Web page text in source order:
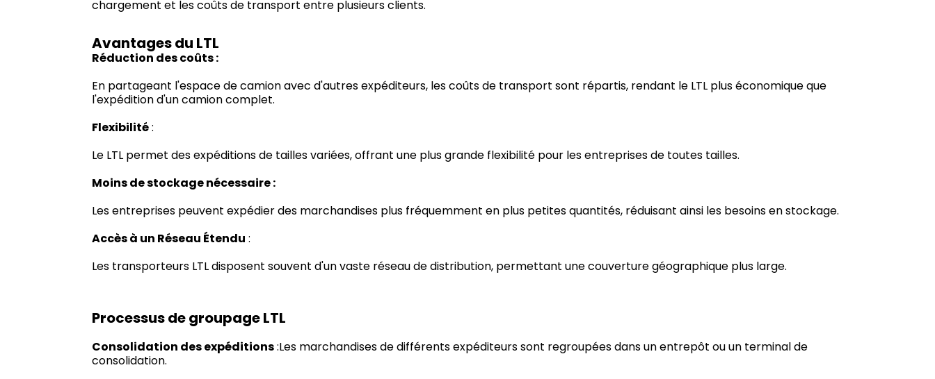
chargement et les coûts de transport entre plusieurs clients.
Avantages du LTL
Réduction des coûts :
En partageant l'espace de camion avec d'autres expéditeurs, les coûts de transport sont répartis, rendant le LTL plus économique que
l'expédition d'un camion complet.
Flexibilité:
Le LTL permet des expéditions de tailles variées, offrant une plus grande flexibilité pour les entreprises de toutes tailles.
Moins de stockage nécessaire :
Les entreprises peuvent expédier des marchandises plus fréquemment en plus petites quantités, réduisant ainsi les besoins en stockage.
Accès à un Réseau Étendu :
Les transporteurs LTL disposent souvent d'un vaste réseau de distribution, permettant une couverture géographique plus large.
Processus de groupage LTL
Consolidation des expéditions:Les marchandises de différents expéditeurs sont regroupées dans un entrepôt ou un terminal de
consolidation.